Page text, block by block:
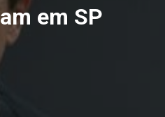
em SP